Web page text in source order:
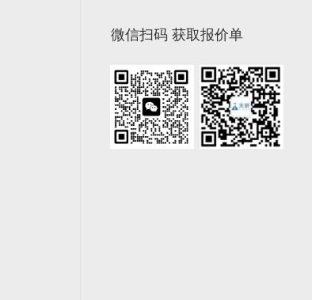
微信扫码 获取报价单